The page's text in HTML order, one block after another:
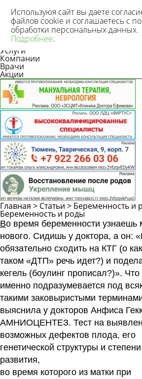
Новости
Статьи
Услуги
Компании
Врачи
Акции
Главная > Статьи > Беременность и
Беременность и роды
Во время беременности узнаешь
нового. Сидишь у доктора, а он:
обязательно сходить на КТГ (о
таком «ДТП» речь идет?) и
кегель (боулинг прописал?)». Что
именно подразумевается под
такими заковыристыми
выяснила у докторов Анфиса
АМНИОЦЕНТЕЗ. Тест на
возможных дефектов плода, его
генетической структуры и степени
развития,
во время которого из матки при
Используюя сайт вы даете
файлов cookie и соглашаетесь с
обработки персональных данных.
Подробнее.